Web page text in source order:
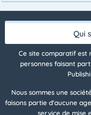
Qui
Ce site comparatif est
personnes faisant
Nous sommes une
faisons partie d'aucune
service de mise